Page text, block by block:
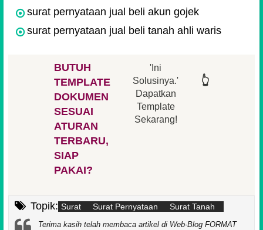
surat pernyataan jual beli akun gojek
surat pernyataan jual beli tanah ahli waris
BUTUH
TEMPLATE
DOKUMEN
SESUAI
ATURAN
TERBARU,
SIAP
PAKAI?
'Ini
Solusinya.'
Dapatkan
Template
Sekarang!
👆
👆
Topik: Surat Surat Pernyataan Surat Tanah
Terima kasih telah membaca artikel di Web-Blog FORMAT